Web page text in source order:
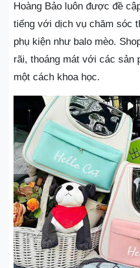
Hoàng Bảo luôn được đề
tiếng với dịch vụ chăm sóc
phụ kiện như balo mèo.
rãi, thoáng mát với các sản
một cách khoa học.